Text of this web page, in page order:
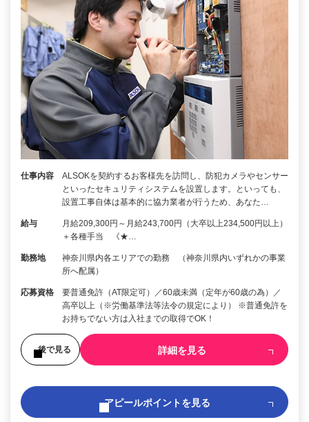
仕事内容
ALSOKを契約するお客様先を訪問し、防犯カメラやセンサー
といったセキュリティシステムを設置します。といっても、
設置工事自体は基本的に協力業者が行うため、あなた…
給与
月給209,300円～月給243,700円（大卒以上234,500円以上）
＋各種手当 《★…
勤務地
神奈川県内各エリアでの勤務 （神奈川県内いずれかの事業
所へ配属）
応募資格
要普通免許（AT限定可）／60歳未満（定年が60歳の為）／
高卒以上（※労働基準法等法令の規定により） ※普通免許を
お持ちでない方は入社までの取得でOK！
後で見る 詳細を見る
アピールポイントを見る